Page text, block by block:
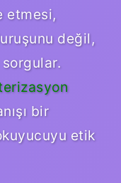
etmesi,
değil,
sorgular.
bir
etik